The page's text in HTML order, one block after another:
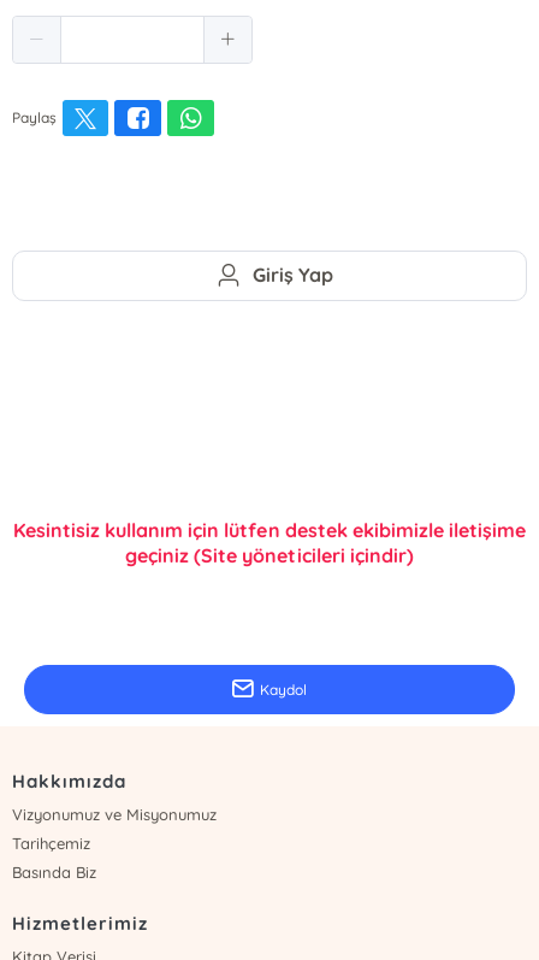
Paylaş
Giriş Yap
Kesintisiz kullanım için lütfen destek ekibimizle iletişime
geçiniz (Site yöneticileri içindir)
Kaydol
Hakkımızda
Vizyonumuz ve Misyonumuz
Tarihçemiz
Basında Biz
Hizmetlerimiz